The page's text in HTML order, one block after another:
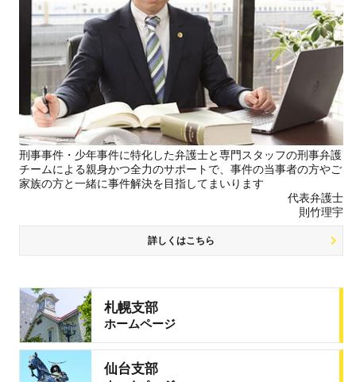
刑事事件・少年事件に特化した弁護士と専門スタッフの刑事弁護
チームによる親身かつ全力のサポートで、事件の当事者の方やご
家族の方と一緒に事件解決を目指してまいります
代表弁護士
則竹理宇
詳しくはこちら
札幌支部
ホームページ
仙台支部